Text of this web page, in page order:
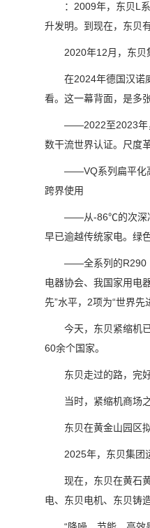
：2009年，东贝L系
升发明。到现在，东贝
2020年12月，东贝集
在2024年德国汉诺威
看。这一幕背面，是多
——2022至2023年，
数干流世界认证。尺度
——VQ系列扁平化高
跨界使用
——从-86℃的次深冷冰
早已逾越传统家电。绿
——全系列的R290（
电器协会、我国家用电
先”水平，2项为“世界先
今天，东贝紧缩机已
60余个国家。
东贝走过的路，完好
当时，紧缩机商场之
东贝在黄金山园区拟
2025年，东贝集团运
现在，东贝在黄石黄
电、东贝电机、东贝铸